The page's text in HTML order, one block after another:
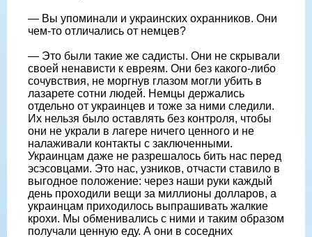
— Вы упоминали и украинских охранников. Они
чем-то отличались от немцев?
— Это были такие же садисты. Они не скрывали
своей ненависти к евреям. Они без какого-либо
сочувствия, не моргнув глазом могли убить в
лазарете сотни людей. Немцы держались
отдельно от украинцев и тоже за ними следили.
Их нельзя было оставлять без контроля, чтобы
они не украли в лагере ничего ценного и не
налаживали контакты с заключенными.
Украинцам даже не разрешалось бить нас перед
эсэсовцами. Это нас, узников, отчасти ставило в
выгодное положение: через наши руки каждый
день проходили вещи за миллионы долларов, а
украинцам приходилось выпрашивать жалкие
крохи. Мы обменивались с ними и таким образом
получали ценную еду. А они в соседних